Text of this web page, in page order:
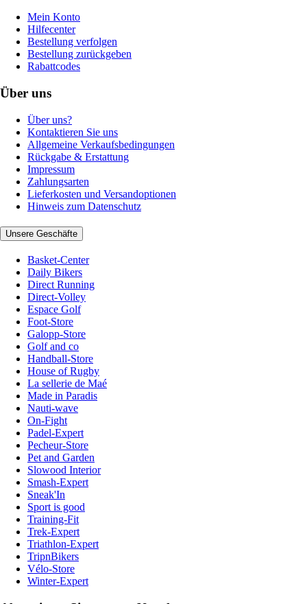
Mein Konto
Hilfecenter
Bestellung verfolgen
Bestellung zurückgeben
Rabattcodes
Über uns
Über uns?
Kontaktieren Sie uns
Allgemeine Verkaufsbedingungen
Rückgabe & Erstattung
Impressum
Zahlungsarten
Lieferkosten und Versandoptionen
Hinweis zum Datenschutz
Unsere Geschäfte
Basket-Center
Daily Bikers
Direct Running
Direct-Volley
Espace Golf
Foot-Store
Galopp-Store
Golf and co
Handball-Store
House of Rugby
La sellerie de Maé
Made in Paradis
Nauti-wave
On-Fight
Padel-Expert
Pecheur-Store
Pet and Garden
Slowood Interior
Smash-Expert
Sneak'In
Sport is good
Training-Fit
Trek-Expert
Triathlon-Expert
TripnBikers
Vélo-Store
Winter-Expert